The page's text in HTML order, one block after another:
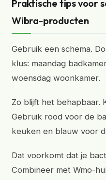
Praktische tips voor
Wibra-producten
Gebruik een schema.
klus: maandag
woensdag woonkamer.
Zo blijft het behapbaar.
Gebruik rood voor de
keuken en blauw voor
Dat voorkomt dat je
Combineer met Wmo-